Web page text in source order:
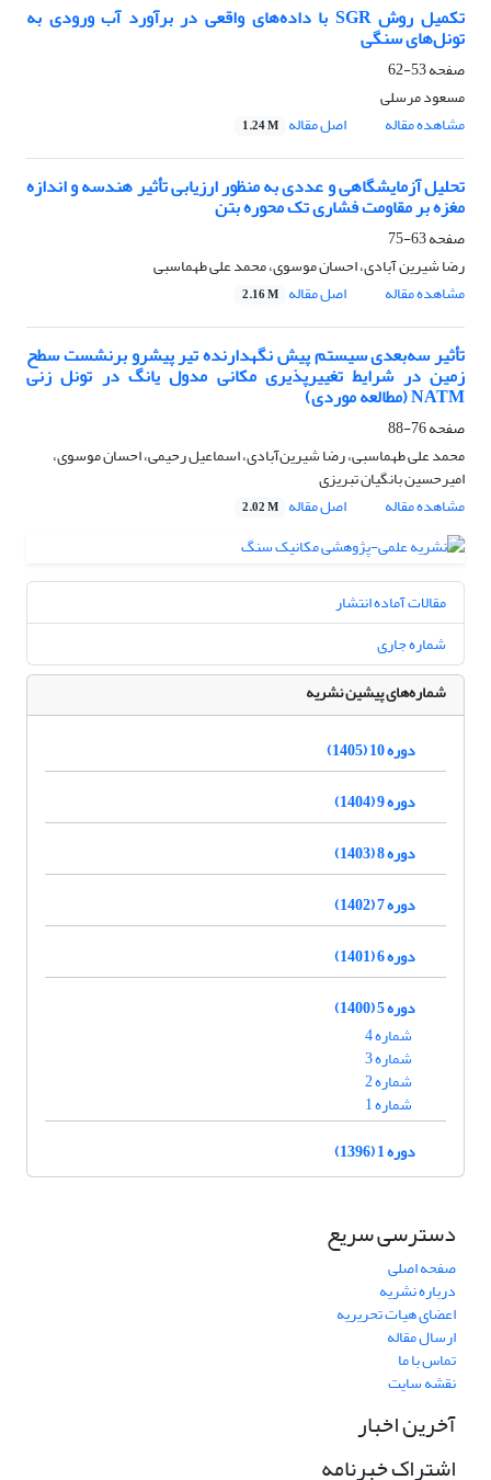
تکمیل روش SGR با داده‌های واقعی در برآورد آب ورودی به
تونل‌های سنگی
صفحه53-62
مسعود مرسلی
مشاهده مقاله
اصل مقاله 1.24 M
تحلیل آزمایشگاهی و عددی به منظور ارزیابی تأثیر هندسه و اندازه
مغزه بر مقاومت فشاری تک محوره بتن
صفحه63-75
رضا شیرین آبادی، احسان موسوی، محمد علی طهماسبی
مشاهده مقاله
اصل مقاله 2.16 M
تأثیر سه‌بعدی سیستم پیش نگهدارنده تیر پیشرو برنشست سطح
زمین در شرایط تغییرپذیری مکانی مدول یانگ در تونل زنی
NATM (مطالعه موردی)
صفحه76-88
محمد علی طهماسبی، رضا شیرین‌آبادی، اسماعیل رحیمی، احسان موسوی،
امیرحسین بانگیان تبریزی
مشاهده مقاله
اصل مقاله 2.02 M
مقالات آماده انتشار
شماره جاری
شماره‌های پیشین نشریه
دوره 10 (1405)
دوره 9 (1404)
دوره 8 (1403)
دوره 7 (1402)
دوره 6 (1401)
دوره 5 (1400)
شماره 4
شماره 3
شماره 2
شماره 1
دوره 1 (1396)
دسترسی سریع
صفحه اصلی
درباره نشریه
اعضای هیات تحریریه
ارسال مقاله
تماس با ما
نقشه سایت
آخرین اخبار
اشتراک خبرنامه